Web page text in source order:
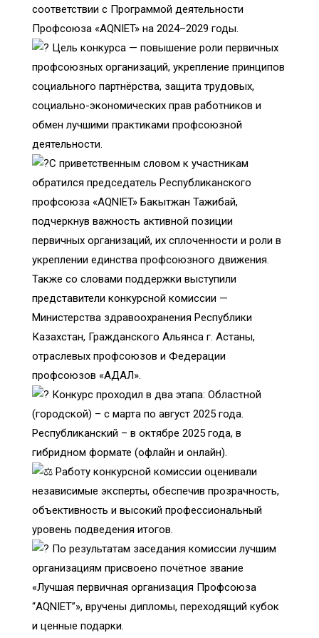
соответствии с Программой деятельности
Профсоюза «AQNIET» на 2024–2029 годы.
Цель конкурса — повышение роли первичных
профсоюзных организаций, укрепление принципов
социального партнёрства, защита трудовых,
социально-экономических прав работников и
обмен лучшими практиками профсоюзной
деятельности.
С приветственным словом к участникам
обратился председатель Республиканского
профсоюза «AQNIET» Бакытжан Тажибай,
подчеркнув важность активной позиции
первичных организаций, их сплоченности и роли в
укреплении единства профсоюзного движения.
Также со словами поддержки выступили
представители конкурсной комиссии —
Министерства здравоохранения Республики
Казахстан, Гражданского Альянса г. Астаны,
отраслевых профсоюзов и Федерации
профсоюзов «АДАЛ».
Конкурс проходил в два этапа: Областной
(городской) – с марта по август 2025 года.
Республиканский – в октябре 2025 года, в
гибридном формате (офлайн и онлайн).
Работу конкурсной комиссии оценивали
независимые эксперты, обеспечив прозрачность,
объективность и высокий профессиональный
уровень подведения итогов.
По результатам заседания комиссии лучшим
организациям присвоено почётное звание
«Лучшая первичная организация Профсоюза
“AQNIET”», вручены дипломы, переходящий кубок
и ценные подарки.